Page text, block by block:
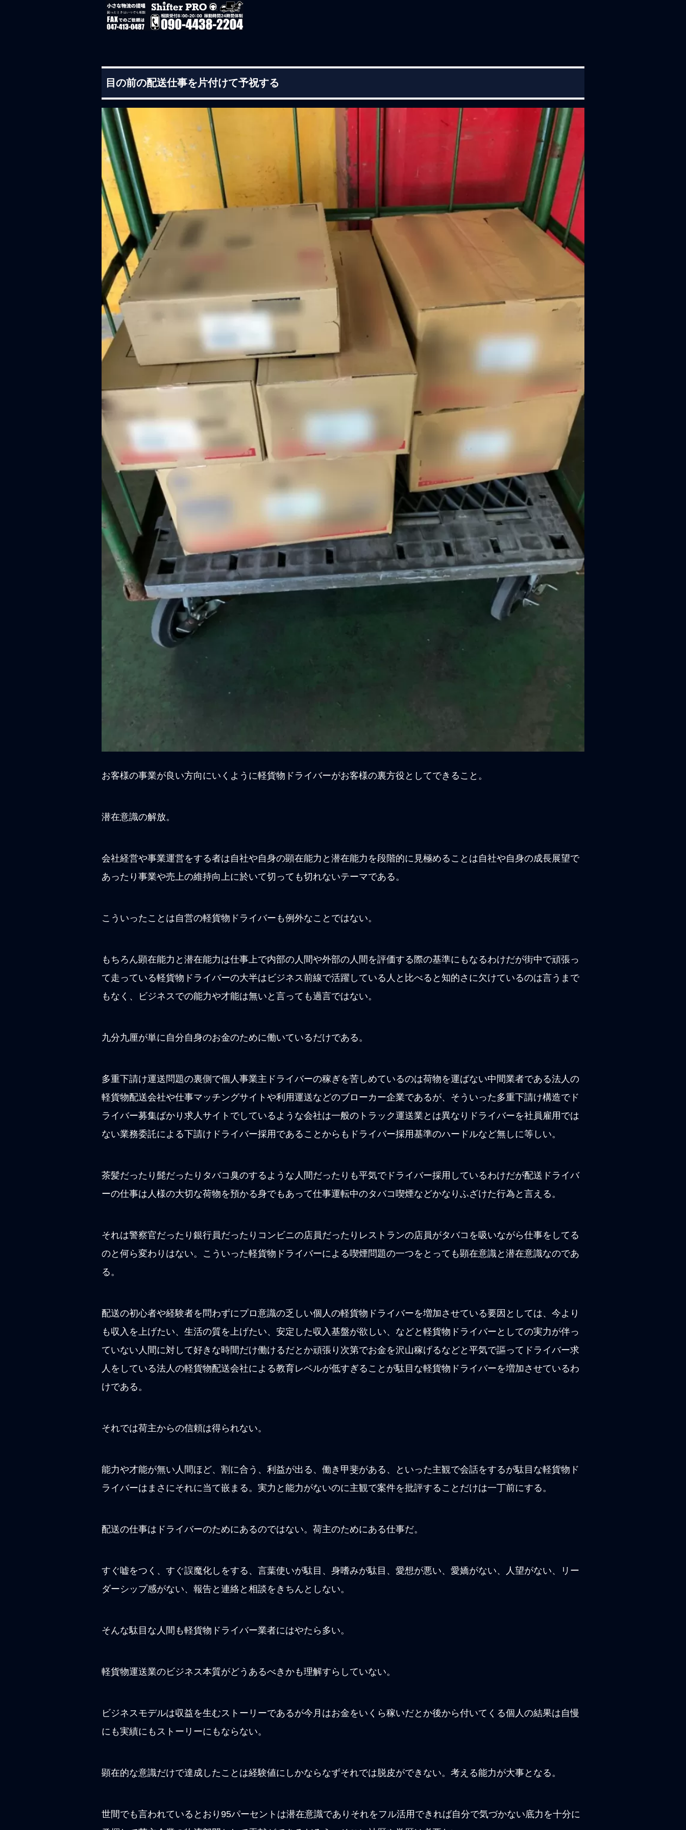
目の前の配送仕事を片付けて予祝する
お客様の事業が良い方向にいくように軽貨物ドライバーがお客様の裏方役としてできること。
潜在意識の解放。
会社経営や事業運営をする者は自社や自身の顕在能力と潜在能力を段階的に見極めることは自社や自身の成長展望で
あったり事業や売上の維持向上に於いて切っても切れないテーマである。
こういったことは自営の軽貨物ドライバーも例外なことではない。
もちろん顕在能力と潜在能力は仕事上で内部の人間や外部の人間を評価する際の基準にもなるわけだが街中で頑張っ
て走っている軽貨物ドライバーの大半はビジネス前線で活躍している人と比べると知的さに欠けているのは言うまで
もなく、ビジネスでの能力や才能は無いと言っても過言ではない。
九分九厘が単に自分自身のお金のために働いているだけである。
多重下請け運送問題の裏側で個人事業主ドライバーの稼ぎを苦しめているのは荷物を運ばない中間業者である法人の
軽貨物配送会社や仕事マッチングサイトや利用運送などのブローカー企業であるが、そういった多重下請け構造でド
ライバー募集ばかり求人サイトでしているような会社は一般のトラック運送業とは異なりドライバーを社員雇用では
ない業務委託による下請けドライバー採用であることからもドライバー採用基準のハードルなど無しに等しい。
茶髪だったり髭だったりタバコ臭のするような人間だったりも平気でドライバー採用しているわけだが配送ドライバ
ーの仕事は人様の大切な荷物を預かる身でもあって仕事運転中のタバコ喫煙などかなりふざけた行為と言える。
それは警察官だったり銀行員だったりコンビニの店員だったりレストランの店員がタバコを吸いながら仕事をしてる
のと何ら変わりはない。こういった軽貨物ドライバーによる喫煙問題の一つをとっても顕在意識と潜在意識なのであ
る。
配送の初心者や経験者を問わずにプロ意識の乏しい個人の軽貨物ドライバーを増加させている要因としては、今より
も収入を上げたい、生活の質を上げたい、安定した収入基盤が欲しい、などと軽貨物ドライバーとしての実力が伴っ
ていない人間に対して好きな時間だけ働けるだとか頑張り次第でお金を沢山稼げるなどと平気で謳ってドライバー求
人をしている法人の軽貨物配送会社による教育レベルが低すぎることが駄目な軽貨物ドライバーを増加させているわ
けである。
それでは荷主からの信頼は得られない。
能力や才能が無い人間ほど、割に合う、利益が出る、働き甲斐がある、といった主観で会話をするが駄目な軽貨物ド
ライバーはまさにそれに当て嵌まる。実力と能力がないのに主観で案件を批評することだけは一丁前にする。
配送の仕事はドライバーのためにあるのではない。荷主のためにある仕事だ。
すぐ嘘をつく、すぐ誤魔化しをする、言葉使いが駄目、身嗜みが駄目、愛想が悪い、愛嬌がない、人望がない、リー
ダーシップ感がない、報告と連絡と相談をきちんとしない。
そんな駄目な人間も軽貨物ドライバー業者にはやたら多い。
軽貨物運送業のビジネス本質がどうあるべきかも理解すらしていない。
ビジネスモデルは収益を生むストーリーであるが今月はお金をいくら稼いだとか後から付いてくる個人の結果は自慢
にも実績にもストーリーにもならない。
顕在的な意識だけで達成したことは経験値にしかならなずそれでは脱皮ができない。考える能力が大事となる。
世間でも言われているとおり95パーセントは潜在意識でありそれをフル活用できれば自分で気づかない底力を十分に